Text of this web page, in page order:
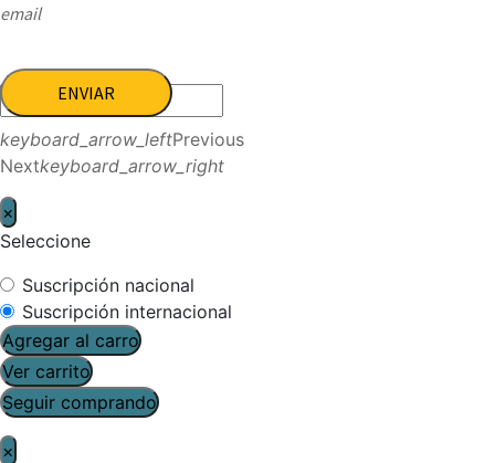
email
ENVIAR
keyboard_arrow_leftPrevious
Nextkeyboard_arrow_right
×
Seleccione
Suscripción nacional
Suscripción internacional
Agregar al carro
Ver carrito
Seguir comprando
×